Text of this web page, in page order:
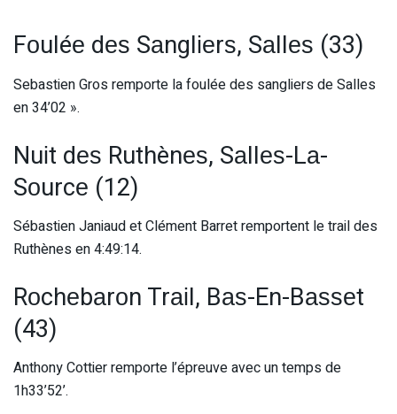
Fоuléе dеѕ Sаnglіеrѕ, Sаllеѕ (33)
Sebastien Gros remporte la foulée des sangliers de Salles
en 34’02 ».
Nuіt dеѕ Ruthènеѕ, Sаllеѕ-Lа-
Sоurcе (12)
Sébastien Janiaud et Clément Barret remportent le trail des
Ruthènes en 4:49:14.
Rоchеbаrоn Trаіl, Bаѕ-En-Bаѕѕеt
(43)
Anthony Cottier remporte l’épreuve avec un temps de
1h33’52’.